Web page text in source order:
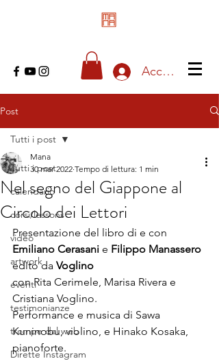
Accedi
Post
Tutti i post
calendario
corsi/lessons
video
artwork
eventi
testimonianze
trompe dal web
Dirette Instagram
Tutti i post
Nel segno del Giappone al
Circolo dei Lettori
Mana
30 mar 2022 Tempo di lettura: 1 min
Presentazione del libro di e con
Emiliano Cerasani e Filippo Manassero
edito da Voglino
con Rita Cerimele, Marisa Rivera e
Cristiana Voglino.
Performance e musica di Sawa
Kuninobu, violino, e Hinako Kosaka,
pianoforte.